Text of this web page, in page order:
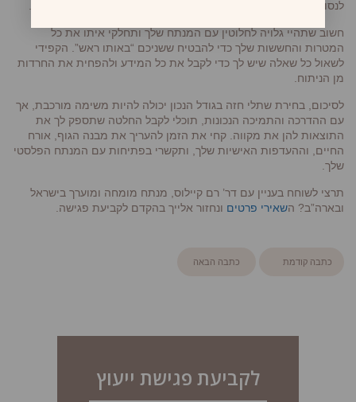
לנסות עם המידות ולהבין כיצד תיראה כל מידה בכל סוג של בגד ובד.
חשוב שתהיי גלויה לחלוטין עם המנתח שלך ותחלקי איתו את כל
המטרות והחששות שלך כדי להבטיח ששניכם “באותו ראש”. הקפידי
לשאול כל שאלה שיש לך כדי לקבל את כל המידע ולהפחית את החרדות
מן הניתוח.
לסיכום, בחירת שתלי חזה בגודל הנכון יכולה להיות משימה מורכבת, אך
עם ההדרכה והתמיכה הנכונות, תוכלי לקבל החלטה שתספק לך את
התוצאות להן את מקווה. קחי את הזמן להעריך את מבנה הגוף, אורח
החיים, וההעדפות האישיות שלך, ותקשרי בפתיחות עם המנתח הפלסטי
שלך.
תרצי לשוחח בעניין עם דר’ רם קיילוס, מנתח מומחה ומוערך בישראל
ובארה”ב? השאירי פרטים ונחזור אלייך בהקדם לקביעת פגישה.
כתבה קודמת כתבה הבאה
לקביעת פגישת ייעוץ